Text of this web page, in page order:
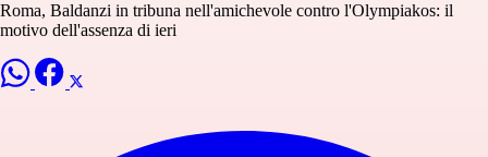
Roma, Baldanzi in tribuna nell'amichevole contro l'Olympiakos: il
motivo dell'assenza di ieri